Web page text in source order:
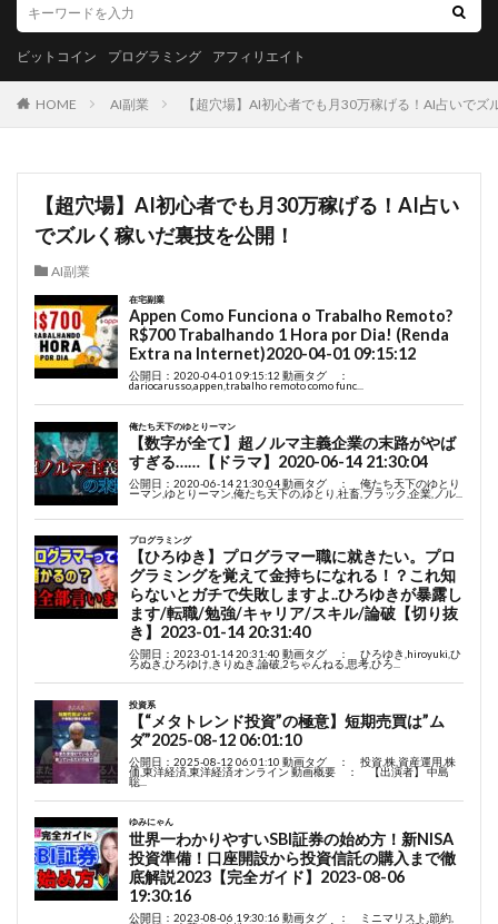
ビットコイン プログラミング アフィリエイト
HOME AI副業 【超穴場】AI初心者でも月30万稼げる！AI占いでズ
【超穴場】AI初心者でも月30万稼げる！AI占い
でズルく稼いだ裏技を公開！
AI副業